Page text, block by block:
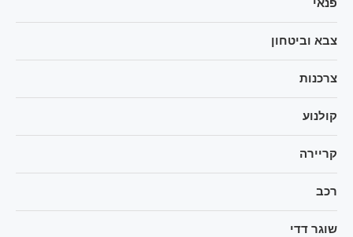
פנאי
צבא וביטחון
צרכנות
קולנוע
קריירה
רכב
שוגר דדי